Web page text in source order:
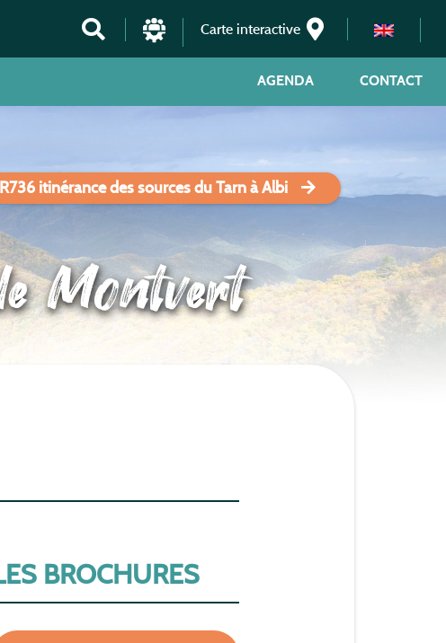
Carte interactive
CONTACT
AGENDA
itinérance des sources du Tarn à Albi
Montvert
BROCHURES